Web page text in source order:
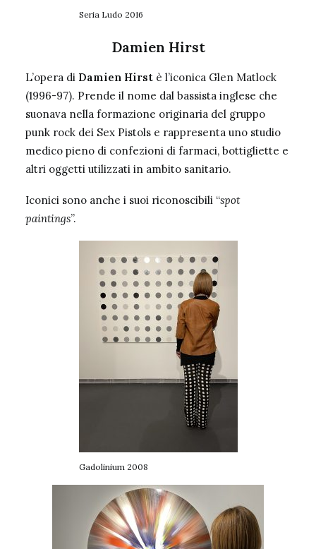
Seria Ludo 2016
Damien Hirst
L’opera di Damien Hirst è l’iconica Glen Matlock
(1996-97). Prende il nome dal bassista inglese che
suonava nella formazione originaria del gruppo
punk rock dei Sex Pistols e rappresenta uno studio
medico pieno di confezioni di farmaci, bottigliette e
altri oggetti utilizzati in ambito sanitario.
Iconici sono anche i suoi riconoscibili “spot
paintings”.
Gadolinium 2008